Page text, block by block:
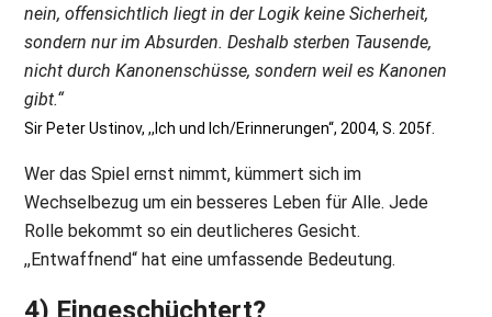
nein, offensichtlich liegt in der Logik keine Sicherheit,
sondern nur im Absurden. Deshalb sterben Tausende,
nicht durch Kanonenschüsse, sondern weil es Kanonen
gibt.“
Sir Peter Ustinov, ,,Ich und Ich/Erinnerungen“, 2004, S. 205f.
Wer das Spiel ernst nimmt, kümmert sich im
Wechselbezug um ein besseres Leben für Alle. Jede
Rolle bekommt so ein deutlicheres Gesicht.
,,Entwaffnend“ hat eine umfassende Bedeutung.
4) Eingeschüchtert?